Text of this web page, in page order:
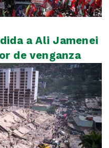
a Ali Jamenei
de venganza